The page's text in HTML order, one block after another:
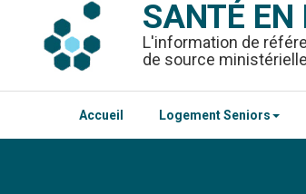
SANTÉ EN
L'information de
de source
Accueil Logement Seniors